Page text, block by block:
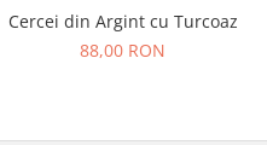
Cercei din Argint cu Turcoaz
88,00 RON